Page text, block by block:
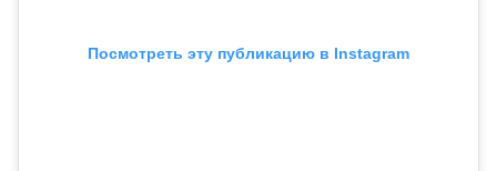
Посмотреть эту публикацию в Instagram